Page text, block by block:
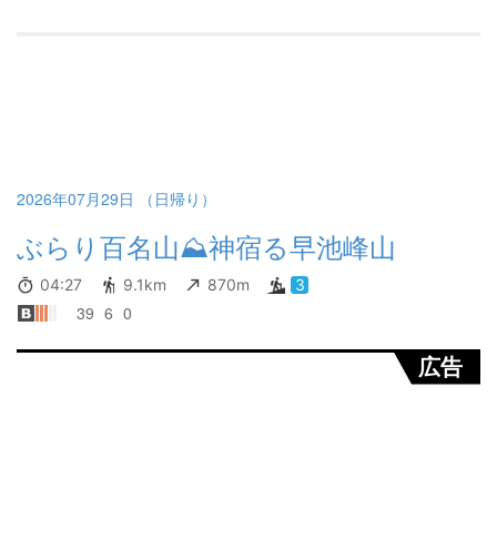
2026年07月29日 （日帰り）
ぶらり百名山⛰️神宿る早池峰山
04:27 9.1km 870m 3
39 6 0
広告